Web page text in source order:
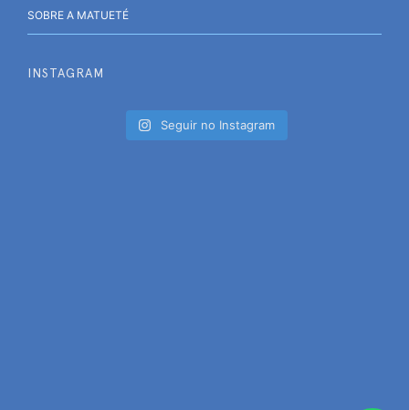
SOBRE A MATUETÉ
INSTAGRAM
Seguir no Instagram